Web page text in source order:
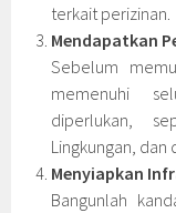
terkait perizinan.
Mendapatkan
Sebelum
memenuhi
diperlukan,
Lingkungan, dan
Menyiapkan
Bangunlah